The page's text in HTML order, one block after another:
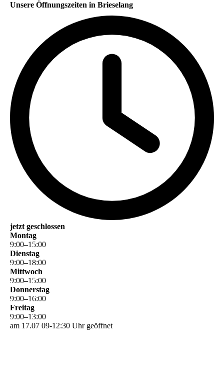
Unsere Öffnungszeiten in Brieselang
jetzt geschlossen
Montag
9:00–15:00
Dienstag
9:00–18:00
Mittwoch
9:00–15:00
Donnerstag
9:00–16:00
Freitag
9:00–13:00
am 17.07 09-12:30 Uhr geöffnet